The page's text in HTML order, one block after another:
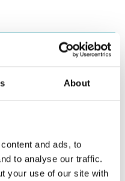
About
and ads, to
to analyse our traffic.
your use of our site with
retroilluminazione
3